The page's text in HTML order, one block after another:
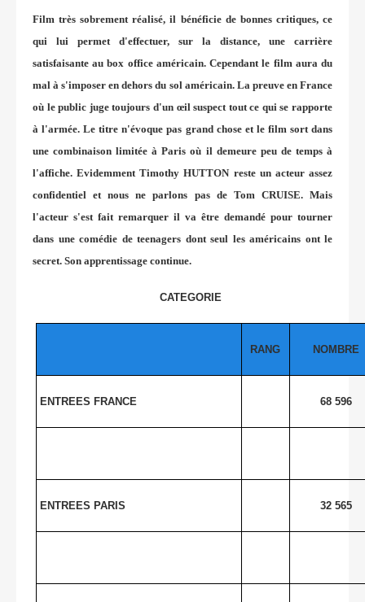
Film très sobrement réalisé, il bénéficie de bonnes critiques, ce
qui lui permet d'effectuer, sur la distance, une carrière
satisfaisante au box office américain. Cependant le film aura du
mal à s'imposer en dehors du sol américain. La preuve en France
où le public juge toujours d'un œil suspect tout ce qui se rapporte
à l'armée. Le titre n'évoque pas grand chose et le film sort dans
une combinaison limitée à Paris où il demeure peu de temps à
l'affiche. Evidemment Timothy HUTTON reste un acteur assez
confidentiel et nous ne parlons pas de Tom CRUISE. Mais
l'acteur s'est fait remarquer il va être demandé pour tourner
dans une comédie de teenagers dont seul les américains ont le
secret. Son apprentissage continue.
CATEGORIE
RANG NOMBRE
ENTREES FRANCE 68 596
ENTREES PARIS 32 565